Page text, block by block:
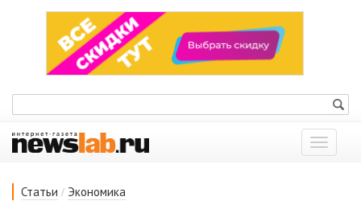
Показать
меню
Статьи / Экономика